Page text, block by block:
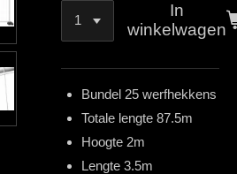
In
winkelwagen
Bundel 25 werfhekkens
Totale lengte 87.5m
Hoogte 2m
Lengte 3.5m